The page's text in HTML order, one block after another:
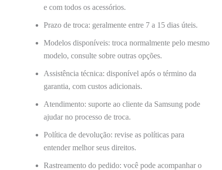
e com todos os acessórios.
Prazo de troca: geralmente entre 7 a 15 dias úteis.
Modelos disponíveis: troca normalmente pelo mesmo
modelo, consulte sobre outras opções.
Assistência técnica: disponível após o término da
garantia, com custos adicionais.
Atendimento: suporte ao cliente da Samsung pode
ajudar no processo de troca.
Política de devolução: revise as políticas para
entender melhor seus direitos.
Rastreamento do pedido: você pode acompanhar o